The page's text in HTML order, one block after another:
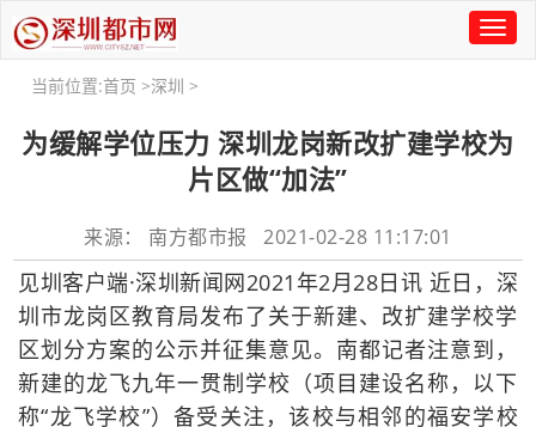
Toggle
当前位置:首页 >深圳 >
为缓解学位压力 深圳龙岗新改扩建学校为
片区做“加法”
来源： 南方都市报 2021-02-28 11:17:01
见圳客户端·深圳新闻网2021年2月28日讯 近日，深
圳市龙岗区教育局发布了关于新建、改扩建学校学
区划分方案的公示并征集意见。南都记者注意到，
新建的龙飞九年一贯制学校（项目建设名称，以下
称“龙飞学校”）备受关注，该校与相邻的福安学校